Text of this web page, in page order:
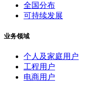
全国分布
可持续发展
业务领域
个人及家庭用户
工程用户
电商用户